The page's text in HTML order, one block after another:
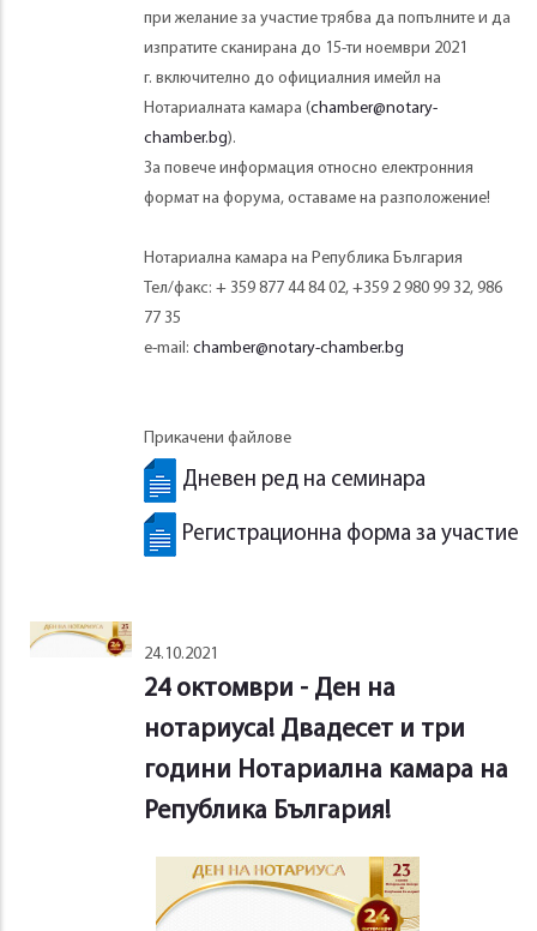
при желание за участие трябва да попълните и да
изпратите сканирана до 15-ти ноември 2021
г. включително до официалния имейл на
Нотариалната камара (chamber@notary-
chamber.bg).
За повече информация относно електронния
формат на форума, оставаме на разположение!
Нотариална камара на Република България
Тел/факс: + 359 877 44 84 02, +359 2 980 99 32, 986
77 35
e-mail: chamber@notary-chamber.bg
Прикачени файлове
Дневен ред на семинара
Регистрационна форма за участие
24.10.2021
24 октомври - Ден на
нотариуса! Двадесет и три
години Нотариална камара на
Република България!